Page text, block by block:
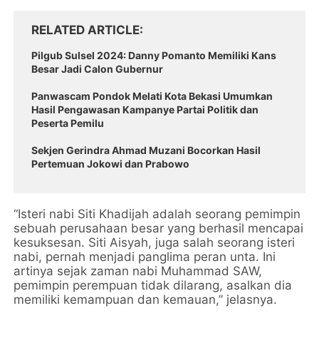
RELATED ARTICLE
Pilgub Sulsel 2024: Danny Pomanto Memiliki Kans
Besar Jadi Calon Gubernur
Panwascam Pondok Melati Kota Bekasi Umumkan
Hasil Pengawasan Kampanye Partai Politik dan
Peserta Pemilu
Sekjen Gerindra Ahmad Muzani Bocorkan Hasil
Pertemuan Jokowi dan Prabowo
“Isteri nabi Siti Khadijah adalah seorang pemimpin
sebuah perusahaan besar yang berhasil mencapai
kesuksesan. Siti Aisyah, juga salah seorang isteri
nabi, pernah menjadi panglima peran unta. Ini
artinya sejak zaman nabi Muhammad SAW,
pemimpin perempuan tidak dilarang, asalkan dia
memiliki kemampuan dan kemauan,” jelasnya.